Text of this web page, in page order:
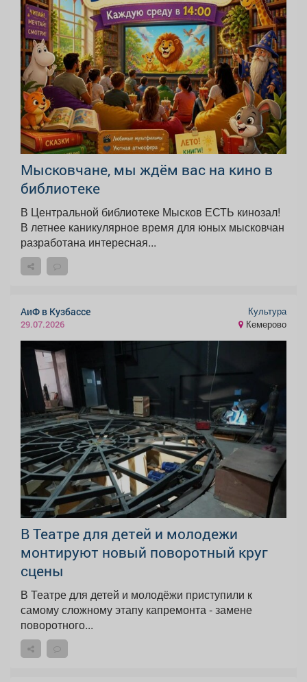
Мысковчане, мы ждём вас на кино в
библиотеке
В Центральной библиотеке Мысков ЕСТЬ кинозал!
В летнее каникулярное время для юных мысковчан
разработана интересная...
АиФ в Кузбассе
29.07.2026
Культура
Кемерово
В Театре для детей и молодежи
монтируют новый поворотный круг
сцены
В Театре для детей и молодёжи приступили к
самому сложному этапу капремонта - замене
поворотного...